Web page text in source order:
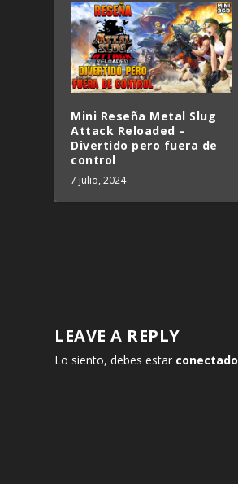
Mini Reseña Metal Slug
Attack Reloaded –
Divertido pero fuera de
control
7 julio, 2024
LEAVE A REPLY
Lo siento, debes estar conectado